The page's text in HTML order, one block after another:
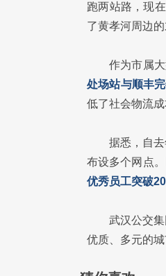
跑两站路，现
了黄孝河周边
作为市属大
处场站与顺丰
低了社会物流
据悉，自
布设多个网点
优秀员工突破
武汉公交
优质、多元的城